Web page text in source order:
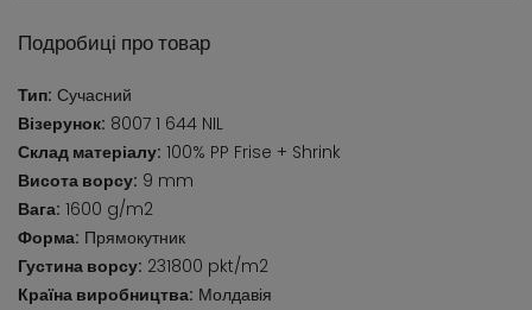
Подробиці про товар
Тип: Сучасний
Візерунок: 8007 1 644 NIL
Склад матеріалу: 100% PP Frise + Shrink
Висота ворсу: 9 mm
Вага: 1600 g/m2
Форма: Прямокутник
Густина ворсу: 231800 pkt/m2
Країна виробництва: Молдавія